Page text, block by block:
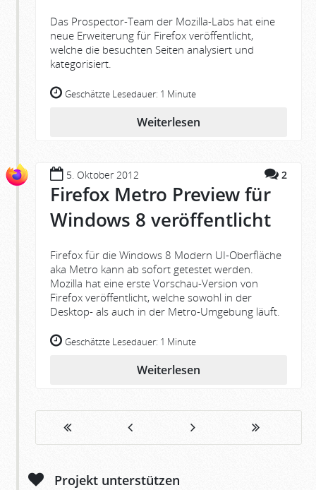
Das Prospector-Team der Mozilla-Labs hat eine
neue Erweiterung für Firefox veröffentlicht,
welche die besuchten Seiten analysiert und
kategorisiert.
Geschätzte Lesedauer: 1 Minute
Weiterlesen
5. Oktober 2012 2
Firefox Metro Preview für
Windows 8 veröffentlicht
Firefox für die Windows 8 Modern UI-Oberfläche
aka Metro kann ab sofort getestet werden.
Mozilla hat eine erste Vorschau-Version von
Firefox veröffentlicht, welche sowohl in der
Desktop- als auch in der Metro-Umgebung läuft.
Geschätzte Lesedauer: 1 Minute
Weiterlesen
Projekt unterstützen